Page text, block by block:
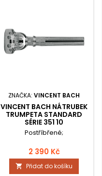
ZNAČKA:VINCENT BACH
VINCENT BACH NÁTRUBEK
TRUMPETA STANDARD
SÉRIE 351 10
Postříbřené;
2 390 Kč
 Přidat do košíku